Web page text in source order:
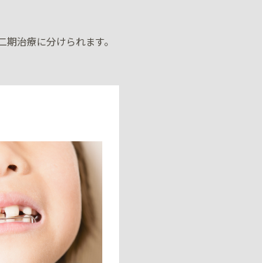
治療に分けられます。